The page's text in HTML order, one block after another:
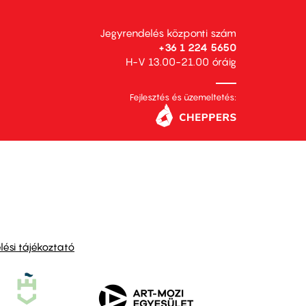
Jegyrendelés központi szám
+36 1 224 5650
H-V 13.00-21.00 óráig
Fejlesztés és üzemeltetés:
tájékoztató